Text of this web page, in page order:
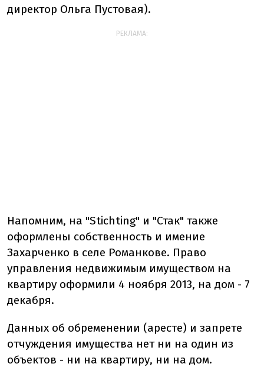
директор Ольга Пустовая).
РЕКЛАМА:
Напомним, на "Stichting" и "Стак" также
оформлены собственность и имение
Захарченко в селе Романкове. Право
управления недвижимым имуществом на
квартиру оформили 4 ноября 2013, на дом - 7
декабря.
Данных об обременении (аресте) и запрете
отчуждения имущества нет ни на один из
объектов - ни на квартиру, ни на дом.